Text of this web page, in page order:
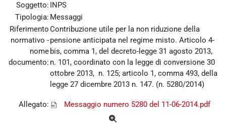
Soggetto: INPS
Tipologia: Messaggi
Riferimento
normativo -
nome
documento:
Contribuzione utile per la non riduzione della
pensione anticipata nel regime misto. Articolo 4-
bis, comma 1, del decreto-legge 31 agosto 2013,
n. 101, coordinato con la legge di conversione 30
ottobre 2013, n. 125; articolo 1, comma 493, della
legge 27 dicembre 2013 n. 147. (n. 5280/2014)
Allegato: Messaggio numero 5280 del 11-06-2014.pdf